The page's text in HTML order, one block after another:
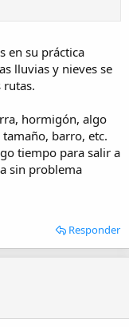
en su práctica
lluvias y nieves se
rutas.
hormigón, algo
barro, etc.
tiempo para salir a
sin problema
Responder